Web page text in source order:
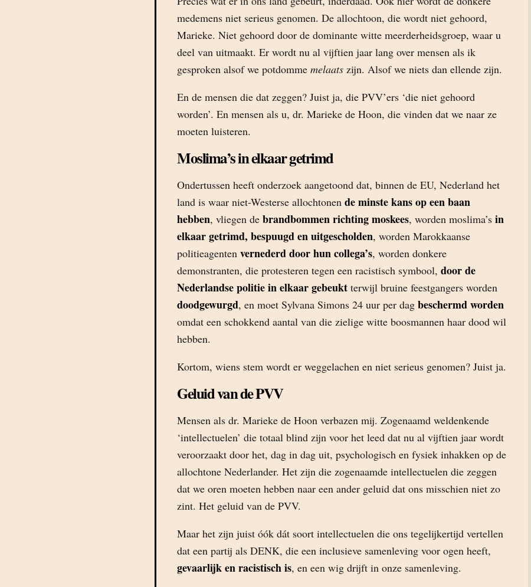
medemens niet serieus genomen. De allochtoon, die wordt niet gehoord,
Marieke. Niet gehoord door de dominante witte meerderheidsgroep, waar u
deel van uitmaakt. Er wordt nu al vijftien jaar lang over mensen als ik
gesproken alsof we potdomme melaats zijn. Alsof we niets dan ellende zijn.
En de mensen die dat zeggen? Juist ja, die PVV’ers ‘die niet gehoord
worden’. En mensen als u, dr. Marieke de Hoon, die vinden dat we naar ze
moeten luisteren.
Moslima’s in elkaar getrimd
Ondertussen heeft onderzoek aangetoond dat, binnen de EU, Nederland het
land is waar niet-Westerse allochtonen de minste kans op een baan
hebben, vliegen de brandbommen richting moskees, worden moslima’s in
elkaar getrimd, bespuugd en uitgescholden, worden Marokkaanse
politieagenten vernederd door hun collega’s, worden donkere
demonstranten, die protesteren tegen een racistisch symbool, door de
Nederlandse politie in elkaar gebeukt terwijl bruine feestgangers worden
doodgewurgd, en moet Sylvana Simons 24 uur per dag beschermd worden
omdat een schokkend aantal van die zielige witte boosmannen haar dood wil
hebben.
Kortom, wiens stem wordt er weggelachen en niet serieus genomen? Juist ja.
Geluid van de PVV
Mensen als dr. Marieke de Hoon verbazen mij. Zogenaamd weldenkende
‘intellectuelen’ die totaal blind zijn voor het leed dat nu al vijftien jaar wordt
veroorzaakt door het, dag in dag uit, psychologisch en fysiek inhakken op de
allochtone Nederlander. Het zijn die zogenaamde intellectuelen die zeggen
dat we oren moeten hebben naar een ander geluid dat ons misschien niet zo
zint. Het geluid van de PVV.
Maar het zijn juist óók dát soort intellectuelen die ons tegelijkertijd vertellen
dat een partij als DENK, die een inclusieve samenleving voor ogen heeft,
gevaarlijk en racistisch is, en een wig drijft in onze samenleving.